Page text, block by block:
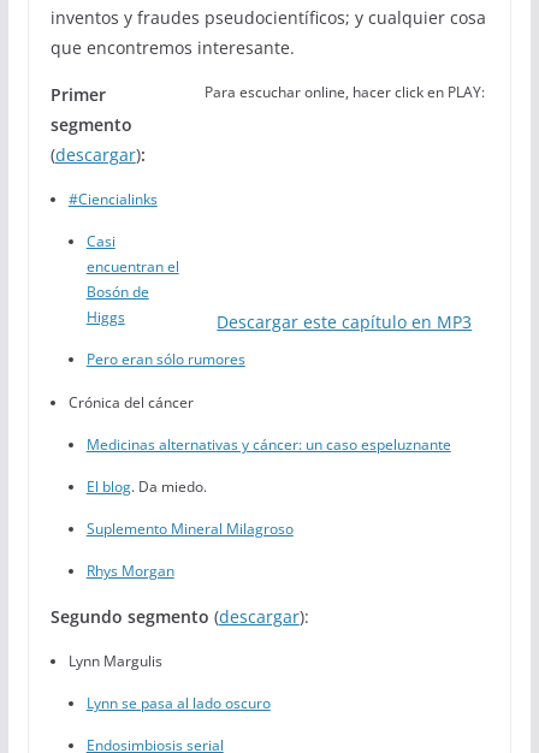
inventos y fraudes pseudocientíficos; y cualquier cosa
que encontremos interesante.
Para escuchar online, hacer click en PLAY:
Descargar este capítulo en MP3
Primer
segmento
(descargar):
#Ciencialinks
Casi
encuentran el
Bosón de
Higgs
Pero eran sólo rumores
Crónica del cáncer
Medicinas alternativas y cáncer: un caso espeluznante
El blog. Da miedo.
Suplemento Mineral Milagroso
Rhys Morgan
Segundo segmento (descargar):
Lynn Margulis
Lynn se pasa al lado oscuro
Endosimbiosis serial